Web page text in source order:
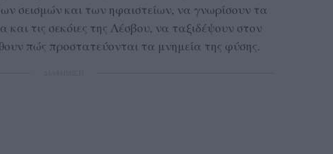
σεισμών και των ηφαιστείων, να γνωρίσουν τα
τις σεκόιες της Λέσβου, να ταξιδέψουν στον
πώς προστατεύονται τα μνημεία της φύσης.